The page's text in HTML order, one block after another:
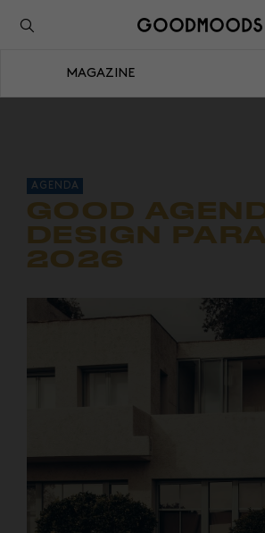
MAGAZINE
AGENDA
GOOD
DESIGN
2026
Retour à l'inspiration